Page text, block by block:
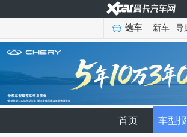
选车 新车 导
首页 车型